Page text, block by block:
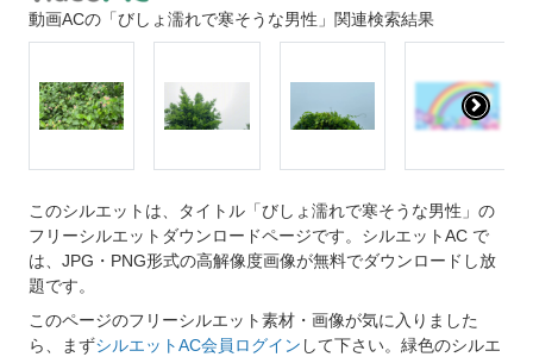
動画ACの「びしょ濡れで寒そうな男性」関連検索結果
このシルエットは、タイトル「びしょ濡れで寒そうな男性」の
フリーシルエットダウンロードページです。シルエットAC で
は、JPG・PNG形式の高解像度画像が無料でダウンロードし放
題です。
このページのフリーシルエット素材・画像が気に入りました
ら、まずシルエットAC会員ログイン して下さい。緑色のシルエ